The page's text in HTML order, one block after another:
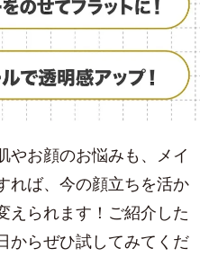
やお顔のお悩みも、メイ
れば、今の顔立ちを活か
えられます！ご紹介した
からぜひ試してみてくだ